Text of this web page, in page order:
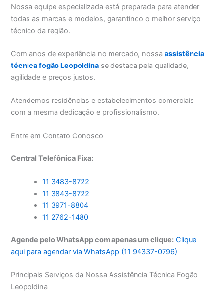
Nossa equipe especializada está preparada para atender
todas as marcas e modelos, garantindo o melhor serviço
técnico da região.
Com anos de experiência no mercado, nossaassistência
técnica fogão Leopoldina se destaca pela qualidade,
agilidade e preços justos.
Atendemos residências e estabelecimentos comerciais
com a mesma dedicação e profissionalismo.
Entre em Contato Conosco
Central Telefônica Fixa:
11 3483-8722
11 3843-8722
11 3971-8804
11 2762-1480
Agende pelo WhatsApp com apenas um clique: Clique
aqui para agendar via WhatsApp (11 94337-0796)
Principais Serviços da Nossa Assistência Técnica Fogão
Leopoldina